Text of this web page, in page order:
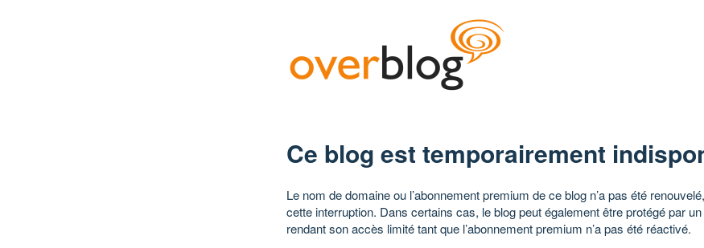
Ce blog est temporairement
Le nom de domaine ou l’abonnement premium de ce blog n’a pas été
cette interruption. Dans certains cas, le blog peut également être protégé par
rendant son accès limité tant que l’abonnement premium n’a pas été réactivé.